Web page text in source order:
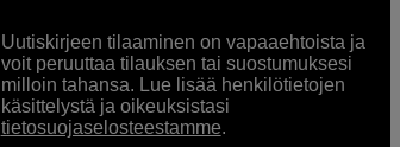
Uutiskirjeen tilaaminen on vapaaehtoista ja
voit peruuttaa tilauksen tai suostumuksesi
milloin tahansa. Lue lisää henkilötietojen
käsittelystä ja oikeuksistasi
tietosuojaselosteestamme.